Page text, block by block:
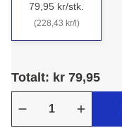
79,95 kr/stk.
(228,43 kr/l)
Totalt: kr 79,95